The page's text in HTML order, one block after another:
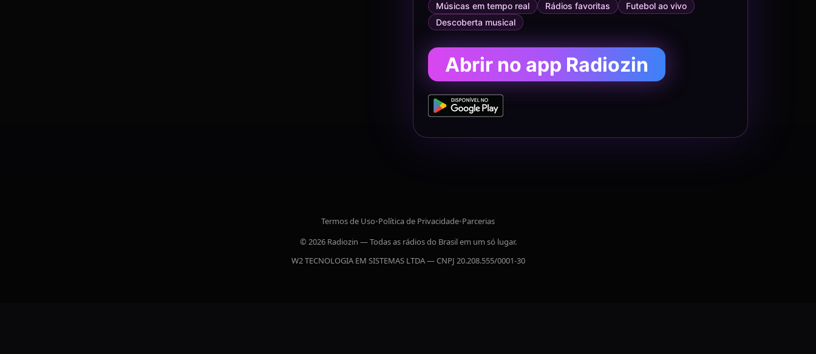
Músicas em tempo real Rádios favoritas
Futebol ao vivo
Descoberta musical
Abrir no app Radiozin
Termos de Uso•Política de Privacidade•Parcerias
© 2026 Radiozin — Todas as rádios do Brasil em um só lugar.
W2 TECNOLOGIA EM SISTEMAS LTDA — CNPJ 20.208.555/0001-30